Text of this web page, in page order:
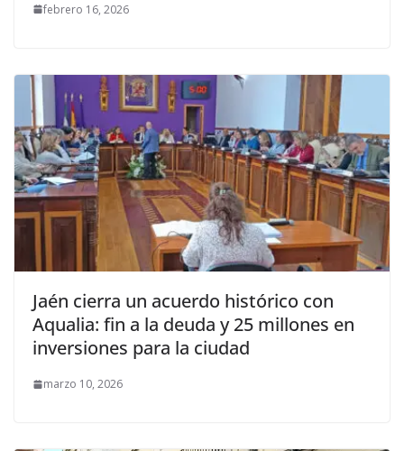
febrero 16, 2026
Jaén cierra un acuerdo histórico con
Aqualia: fin a la deuda y 25 millones en
inversiones para la ciudad
marzo 10, 2026